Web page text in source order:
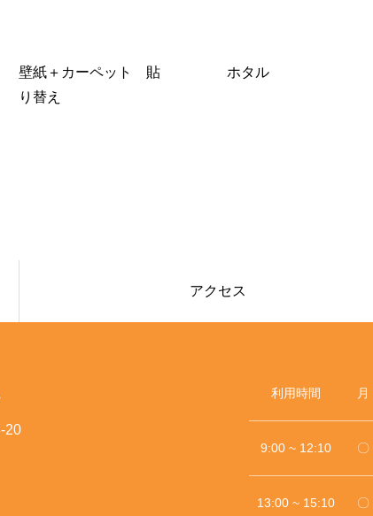
壁紙＋カーペット 貼
り替え
ホタル
アクセス
20
利用時間 月
9:00 ~ 12:10 〇
13:00 ~ 15:10 〇